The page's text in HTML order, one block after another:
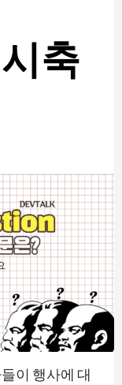
축
이 행사에 대